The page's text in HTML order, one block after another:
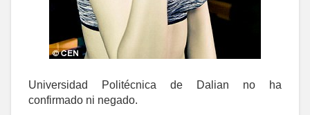
Universidad Politécnica de Dalian no ha
confirmado ni negado.